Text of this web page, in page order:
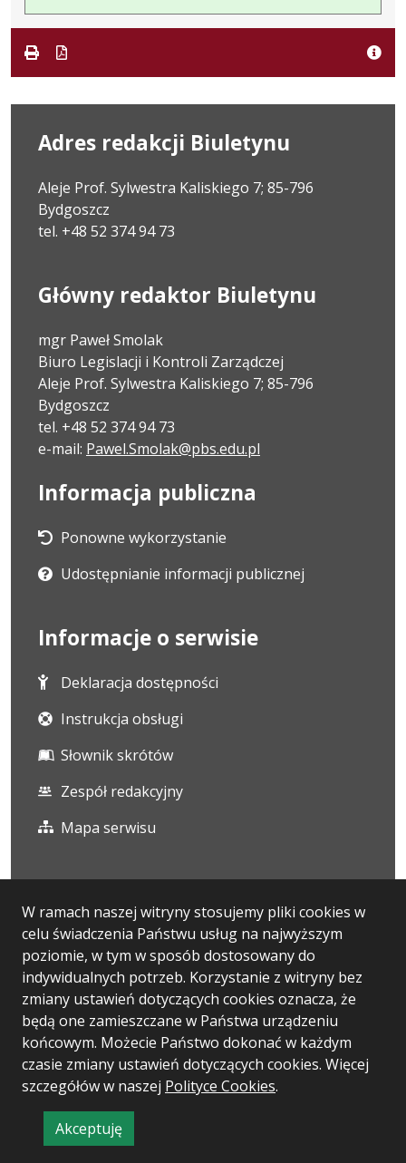
W ramach naszej witryny stosujemy pliki cookies w
celu świadczenia Państwu usług na najwyższym
poziomie, w tym w sposób dostosowany do
indywidualnych potrzeb. Korzystanie z witryny bez
zmiany ustawień dotyczących cookies oznacza, że
będą one zamieszczane w Państwa urządzeniu
końcowym. Możecie Państwo dokonać w każdym
czasie zmiany ustawień dotyczących cookies. Więcej
szczegółów w naszej Polityce Cookies.
Akceptuję
informację
Adres redakcji Biuletynu
Aleje Prof. Sylwestra Kaliskiego 7; 85-796
Bydgoszcz
tel. +48 52 374 94 73
Główny redaktor Biuletynu
mgr Paweł Smolak
Biuro Legislacji i Kontroli Zarządczej
Aleje Prof. Sylwestra Kaliskiego 7; 85-796
Bydgoszcz
tel. +48 52 374 94 73
e-mail: Pawel.Smolak@pbs.edu.pl
Informacja publiczna
Ponowne wykorzystanie
Udostępnianie informacji publicznej
Informacje o serwisie
Deklaracja dostępności
Instrukcja obsługi
Słownik skrótów
Zespół redakcyjny
Mapa serwisu
Statystyki oglądalności
Ostatnio dodane
Polityka prywatności
Wersja systemu: 5.7.0
Ostatnia aktualizacja BIP: 06.08.2026 13:13
CMS: Logonet Sp. z o.o. w Bydgoszczy